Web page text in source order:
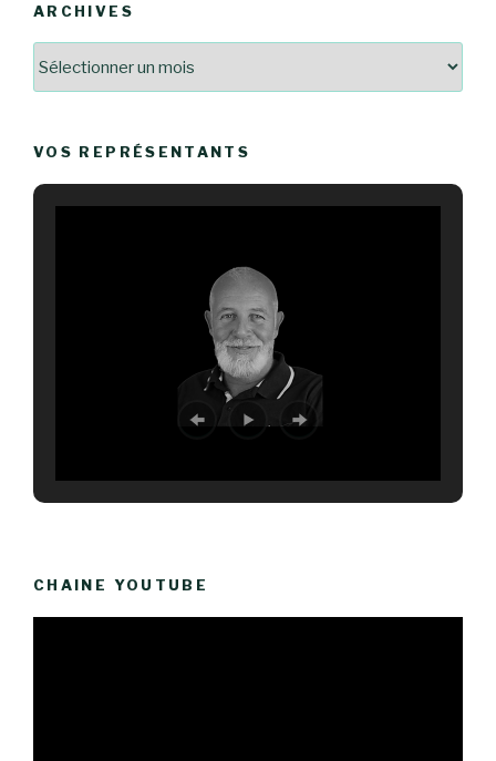
ARCHIVES
VOS REPRÉSENTANTS
CHAINE YOUTUBE